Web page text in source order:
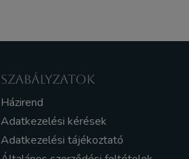
SZABÁLYZATOK
Házirend
Adatkezelési kérések
Adatkezelési tájékoztató